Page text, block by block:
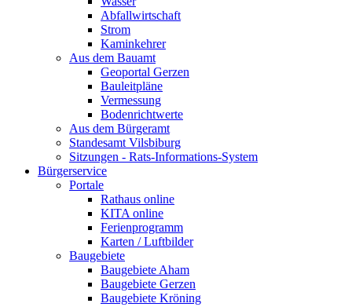
Abfallwirtschaft
Strom
Kaminkehrer
Aus dem Bauamt
Geoportal Gerzen
Bauleitpläne
Vermessung
Bodenrichtwerte
Aus dem Bürgeramt
Standesamt Vilsbiburg
Sitzungen - Rats-Informations-System
Bürgerservice
Portale
Rathaus online
KITA online
Ferienprogramm
Karten / Luftbilder
Baugebiete
Baugebiete Aham
Baugebiete Gerzen
Baugebiete Kröning